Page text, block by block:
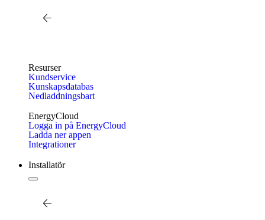
Resurser
Kundservice
Kunskapsdatabas
Nedladdningsbart
EnergyCloud
Logga in på EnergyCloud
Ladda ner appen
Integrationer
Installatör